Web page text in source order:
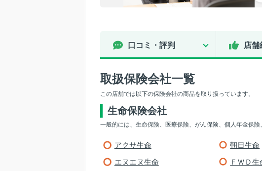
口コミ・評判 店舗
取扱保険会社一覧
この店舗では以下の保険会社の商品を取り扱っています。
生命保険会社
一般的には、生命保険、医療保険、がん保険、個人年金保
アクサ生命 朝日生命
エヌエヌ生命
ＦＷＤ生